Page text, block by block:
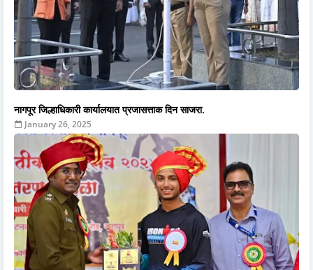
नागपूर जिल्हाधिकारी कार्यालयात प्रजासत्ताक दिन साजरा.
January 26, 2025